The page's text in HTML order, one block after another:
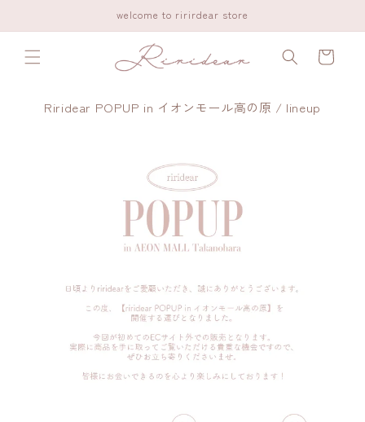
進む
welcome to ririrdear store
カ
ー
Riridear POPUP in イオンモール高の原 / lineup